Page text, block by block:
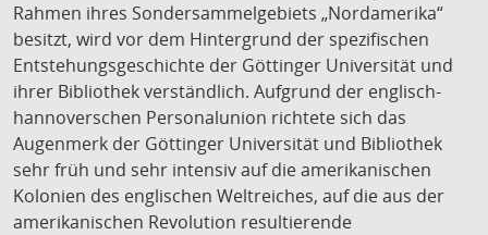
Rahmen ihres Sondersammelgebiets „Nordamerika“
besitzt, wird vor dem Hintergrund der spezifischen
Entstehungsgeschichte der Göttinger Universität und
ihrer Bibliothek verständlich. Aufgrund der englisch-
hannoverschen Personalunion richtete sich das
Augenmerk der Göttinger Universität und Bibliothek
sehr früh und sehr intensiv auf die amerikanischen
Kolonien des englischen Weltreiches, auf die aus der
amerikanischen Revolution resultierende